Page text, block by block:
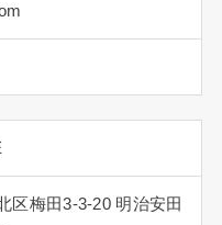
区梅田3-3-20 明治安田